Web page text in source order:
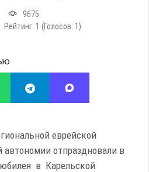
9675
Рейтинг: 1 (Голосов: 1 )
еврейской
автономии отпраздновали в
в Карельской